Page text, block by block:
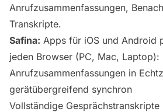
Anrufzusammenfassungen,
Transkripte.
Safina: Apps für iOS und Android
jeden Browser (PC, Mac, Laptop):
Anrufzusammenfassungen in
gerätübergreifend synchron
Vollständige Gesprächstranskripte